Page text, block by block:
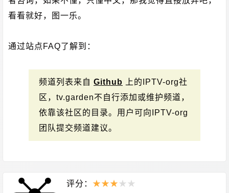
看看就好，图一乐。
通过站点FAQ了解到：
频道列表来自 Github
上的IPTV-org社
区，tv.garden不自行添加或维护频道，
依靠该社区的目录。用户可向IPTV-org
团队提交频道建议。
评分： ★★★ ★ ★